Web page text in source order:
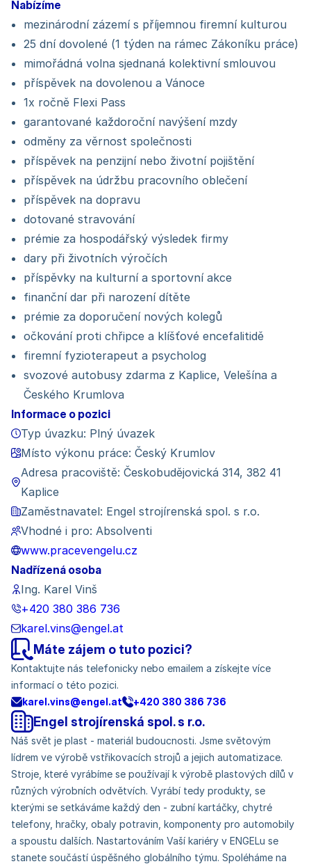
Nabízíme
mezinárodní zázemí s příjemnou firemní kulturou
25 dní dovolené (1 týden na rámec Zákoníku práce)
mimořádná volna sjednaná kolektivní smlouvou
příspěvek na dovolenou a Vánoce
1x ročně Flexi Pass
garantované každoroční navýšení mzdy
odměny za věrnost společnosti
příspěvek na penzijní nebo životní pojištění
příspěvek na údržbu pracovního oblečení
příspěvek na dopravu
dotované stravování
prémie za hospodářský výsledek firmy
dary při životních výročích
příspěvky na kulturní a sportovní akce
finanční dar při narození dítěte
prémie za doporučení nových kolegů
očkování proti chřipce a klíšťové encefalitidě
firemní fyzioterapeut a psycholog
svozové autobusy zdarma z Kaplice, Velešína a
Českého Krumlova
Informace o pozici
Typ úvazku: Plný úvazek
Místo výkonu práce: Český Krumlov
Adresa pracoviště: Českobudějovická 314, 382 41
Kaplice
Zaměstnavatel: Engel strojírenská spol. s r.o.
Vhodné i pro: Absolventi
www.pracevengelu.cz
Nadřízená osoba
Ing. Karel Vinš
+420 380 386 736
karel.vins@engel.at
Máte zájem o tuto pozici?
Kontaktujte nás telefonicky nebo emailem a získejte více
informací o této pozici.
karel.vins@engel.at
+420 380 386 736
Engel strojírenská spol. s r.o.
Náš svět je plast - materiál budoucnosti. Jsme světovým
lídrem ve výrobě vstřikovacích strojů a jejich automatizace.
Stroje, které vyrábíme se používají k výrobě plastových dílů v
různých výrobních odvětvích. Vyrábí tedy produkty, se
kterými se setkáváme každý den - zubní kartáčky, chytré
telefony, hračky, obaly potravin, komponenty pro automobily
a spoustu dalších. Nastartováním Vaší kariéry v ENGELu se
stanete součástí úspěšného globálního týmu. Spoléháme na